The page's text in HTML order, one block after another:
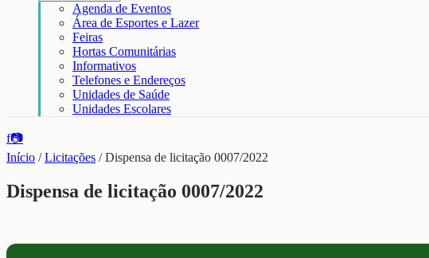
Agenda de Eventos
Área de Esportes e Lazer
Feiras
Hortas Comunitárias
Informativos
Telefones e Endereços
Unidades de Saúde
Unidades Escolares
f📷
Início /Licitações /Dispensa de licitação 0007/2022
Dispensa de licitação 0007/2022